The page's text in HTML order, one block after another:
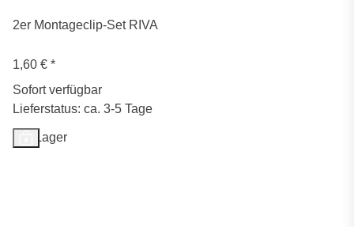
2er Montageclip-Set RIVA
1,60 € *
Sofort verfügbar
Lieferstatus: ca. 3-5 Tage
Auf Lager